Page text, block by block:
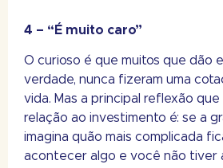
4 – “É muito caro”
O curioso é que muitos que dão
verdade, nunca fizeram uma
vida. Mas a principal reflexão
relação ao investimento é: se a
imagina quão mais complicada
acontecer algo e você não tiver